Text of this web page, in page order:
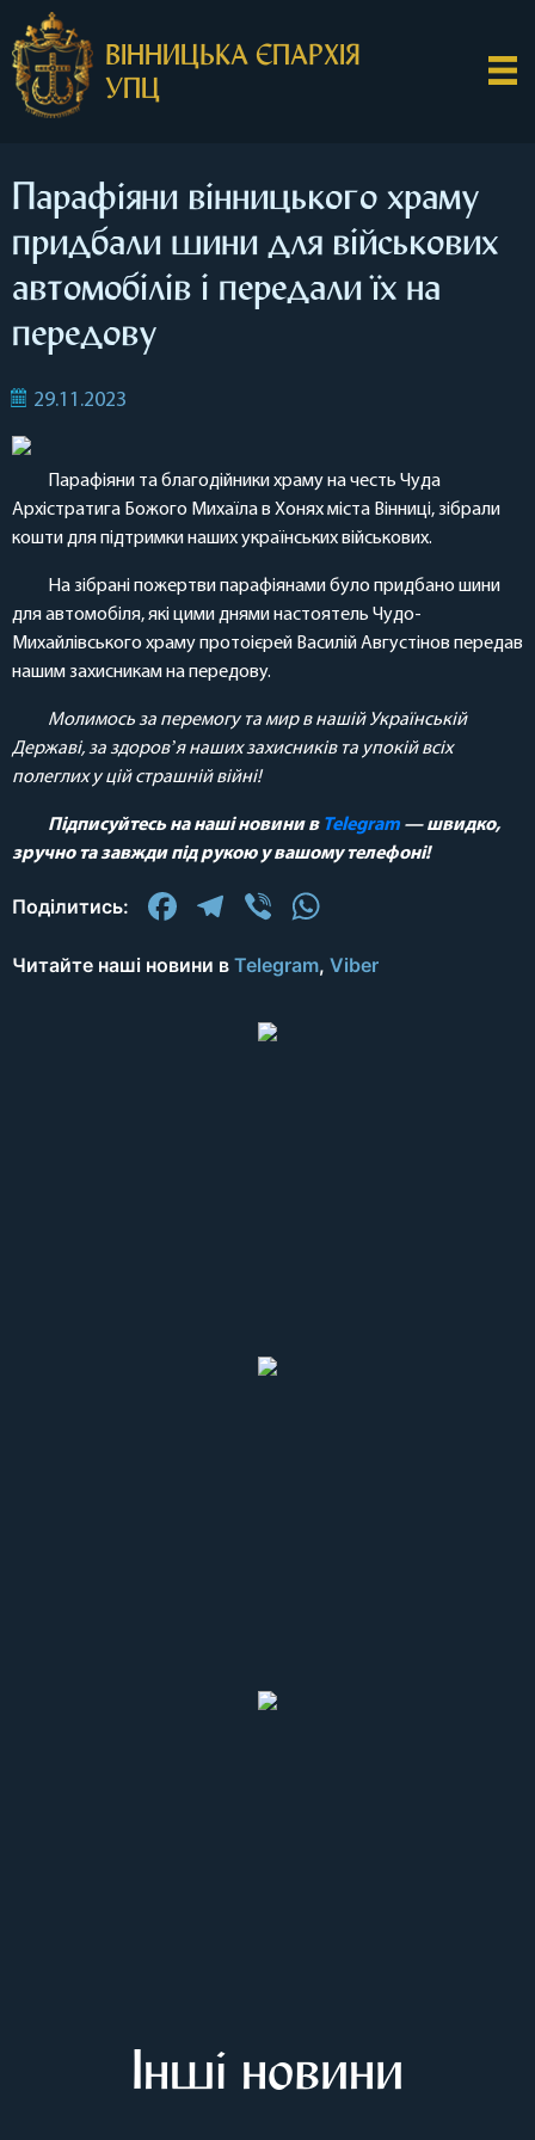
ВІННИЦЬКА ЄПАРХІЯ
УПЦ
Парафіяни вінницького храму
придбали шини для військових
автомобілів і передали їх на
передову
29.11.2023
Парафіяни та благодійники храму на честь Чуда
Архістратига Божого Михаїла в Хонях міста Вінниці, зібрали
кошти для підтримки наших українських військових.
На зібрані пожертви парафіянами було придбано шини
для автомобіля, які цими днями настоятель Чудо-
Михайлівського храму протоієрей Василій Августінов передав
нашим захисникам на передову.
Молимось за перемогу та мир в нашій Українській
Державі, за здоровʼя наших захисників та упокій всіх
полеглих у цій страшній війні!
Підписуйтесь на наші новини в Telegram — швидко,
зручно та завжди під рукою у вашому телефоні!
Поділитись: Facebook
Telegram
Viber
Читайте наші новини в Telegram, Viber
Інші новини